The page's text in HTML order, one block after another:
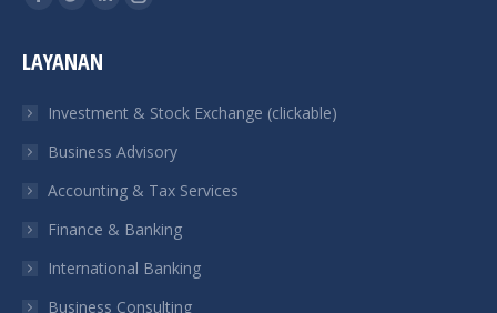
Facebook
opens
new
window
Twitter
opens
new
window
Linkedin
new
window
Instagram
new
window
LAYANAN
Investment & Stock Exchange (clickable)
Business Advisory
Accounting & Tax Services
Finance & Banking
International Banking
Business Consulting